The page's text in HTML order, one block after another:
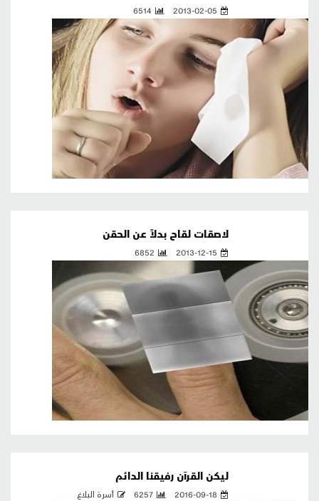
2013-02-05
6514
لاصقات لقاح بدلاً عن الحقن
2013-12-15
6852
ليكن القرآن رفيقنا الدائم
2016-09-18
6257 أسرة البلاغ